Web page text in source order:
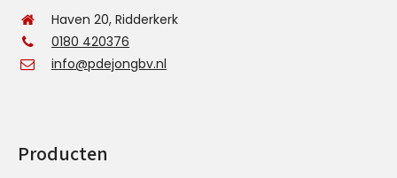
Haven 20, Ridderkerk
0180 420376
info@pdejongbv.nl
Producten